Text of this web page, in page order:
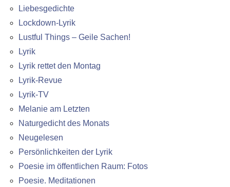
Liebesgedichte
Lockdown-Lyrik
Lustful Things – Geile Sachen!
Lyrik
Lyrik rettet den Montag
Lyrik-Revue
Lyrik-TV
Melanie am Letzten
Naturgedicht des Monats
Neugelesen
Persönlichkeiten der Lyrik
Poesie im öffentlichen Raum: Fotos
Poesie. Meditationen